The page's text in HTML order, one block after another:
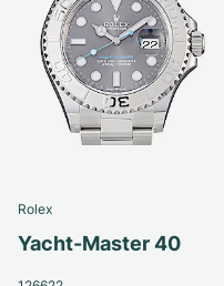
Rolex
Yacht-Master 40